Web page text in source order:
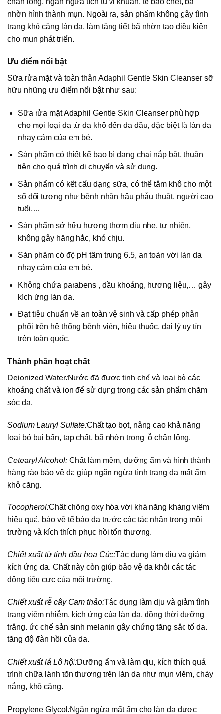
chân lông, ngăn ngừa tích tụ vi khuẩn, tế bào chết, bã
nhờn hình thành mụn. Ngoài ra, sản phẩm không gây tình
trạng khô căng làn da, làm tăng tiết bã nhờn tạo điều kiện
cho mụn phát triển.
Ưu điểm nổi bật
Sữa rửa mặt và toàn thân Adaphil Gentle Skin Cleanser sỡ
hữu những ưu điểm nổi bật như sau:
Sữa rửa mặt Adaphil Gentle Skin Cleanser phù hợp
cho mọi loại da từ da khô đến da dầu, đặc biệt là làn da
nhạy cảm của em bé.
Sản phẩm có thiết kế bao bì dạng chai nắp bật, thuận
tiện cho quá trình di chuyển và sử dụng.
Sản phẩm có kết cấu dạng sữa, có thể tắm khô cho một
số đối tượng như bệnh nhân hậu phẫu thuật, người cao
tuổi,…
Sản phẩm sở hữu hương thơm dịu nhẹ, tự nhiên,
không gây hăng hắc, khó chịu.
Sản phẩm có độ pH tầm trung 6.5, an toàn với làn da
nhạy cảm của em bé.
Không chứa parabens , dầu khoáng, hương liệu,… gây
kích ứng làn da.
Đạt tiêu chuẩn về an toàn vệ sinh và cấp phép phân
phối trên hệ thống bệnh viện, hiệu thuốc, đại lý uy tín
trên toàn quốc.
Thành phần hoạt chất
Deionized Water:Nước đã được tinh chế và loại bỏ các
khoáng chất và ion để sử dụng trong các sản phẩm chăm
sóc da.
Sodium Lauryl Sulfate:Chất tạo bọt, nâng cao khả năng
loại bỏ bụi bẩn, tạp chất, bã nhờn trong lỗ chân lông.
Cetearyl Alcohol: Chất làm mềm, dưỡng ẩm và hình thành
hàng rào bảo vệ da giúp ngăn ngừa tình trạng da mất ẩm
khô căng.
Tocopherol:Chất chống oxy hóa với khả năng kháng viêm
hiệu quả, bảo vệ tế bào da trước các tác nhân trong môi
trường và kích thích phục hồi tổn thương.
Chiết xuất từ tinh dầu hoa Cúc:Tác dụng làm dịu và giảm
kích ứng da. Chất này còn giúp bảo vệ da khỏi các tác
động tiêu cực của môi trường.
Chiết xuất rễ cây Cam thảo:Tác dụng làm dịu và giảm tình
trạng viêm nhiễm, kích ứng của làn da, đồng thời dưỡng
trắng, ức chế sản sinh melanin gây chứng tăng sắc tố da,
tăng độ đàn hồi của da.
Chiết xuất lá Lô hội:Dưỡng ẩm và làm dịu, kích thích quá
trình chữa lành tổn thương trên làn da như mụn viêm, cháy
nắng, khô căng.
Propylene Glycol :Ngăn ngừa mất ẩm cho làn da được